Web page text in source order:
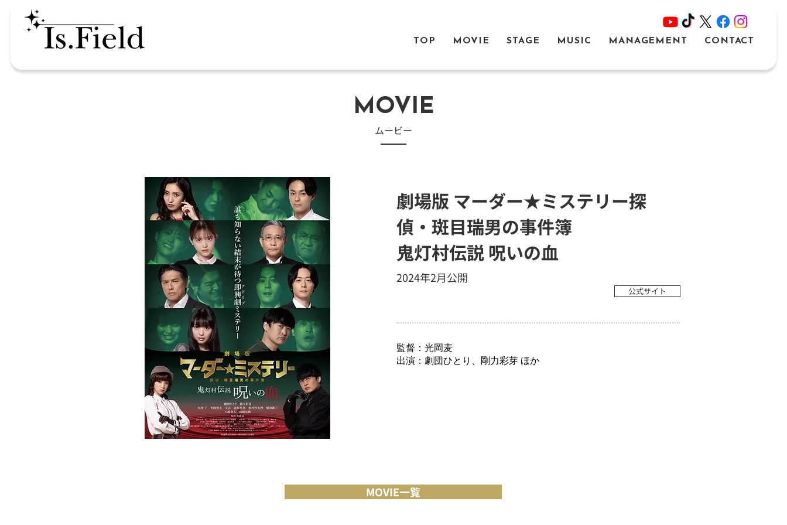
TOP MOVIE STAGE MUSIC MANAGEMENT CONTACT
MOVIE
​ムービー
劇場版 マーダー★ミステリー探
偵・斑目瑞男の事件簿
鬼灯村伝説 呪いの血
2024年2月公開
公式サイト
監督：光岡麦
出演：劇団ひとり、剛力彩芽 ほか
MOVIE一覧